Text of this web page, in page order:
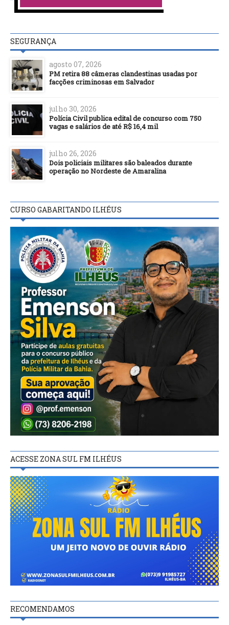
SEGURANÇA
agosto 07, 2026
PM retira 88 câmeras clandestinas usadas por
facções criminosas em Salvador
julho 30, 2026
Polícia Civil publica edital de concurso com 750
vagas e salários de até R$ 16,4 mil
julho 26, 2026
Dois policiais militares são baleados durante
operação no Nordeste de Amaralina
CURSO GABARITANDO ILHÉUS
ACESSE ZONA SUL FM ILHÉUS
RECOMENDAMOS